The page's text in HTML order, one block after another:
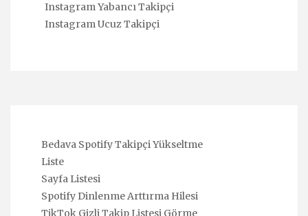
Instagram Yabancı Takipçi
Instagram Ucuz Takipçi
Bedava Spotify Takipçi Yükseltme
Liste
Sayfa Listesi
Spotify Dinlenme Arttırma Hilesi
TikTok Gizli Takip Listesi Görme